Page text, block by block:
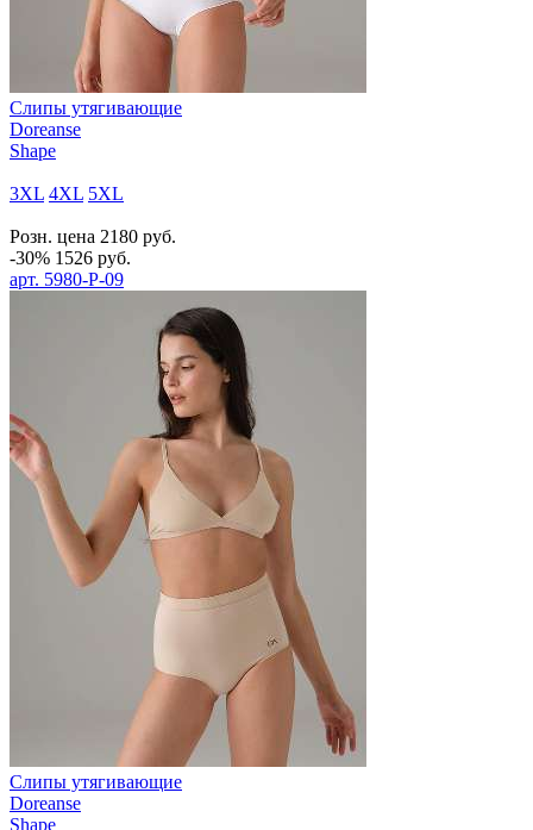
Слипы утягивающие
Doreanse
Shape
3XL 4XL 5XL
Розн. цена 2180 руб.
-30% 1526 руб.
арт. 5980-P-09
Слипы утягивающие
Doreanse
Shape